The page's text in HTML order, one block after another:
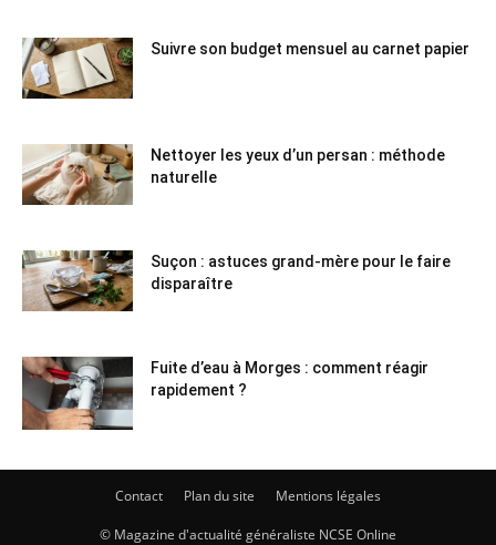
Suivre son budget mensuel au carnet papier
Nettoyer les yeux d’un persan : méthode
naturelle
Suçon : astuces grand-mère pour le faire
disparaître
Fuite d’eau à Morges : comment réagir
rapidement ?
Contact Plan du site Mentions légales
© Magazine d'actualité généraliste NCSE Online